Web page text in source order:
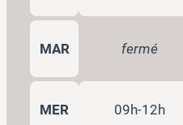
MAR fermé
MER 09h-12h